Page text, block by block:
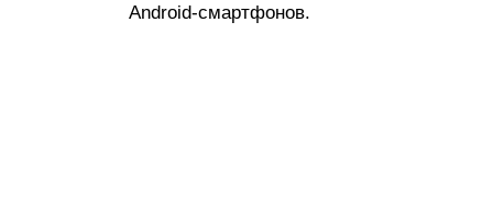
Android-смартфонов.